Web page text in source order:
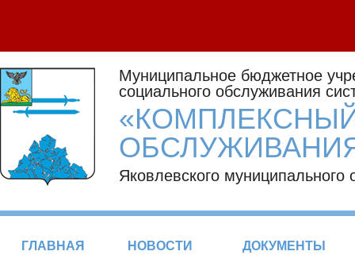
Муниципальное бюджетное
социального обслуживания
Яковлевского муниципального
ГЛАВНАЯ НОВОСТИ ДОКУМЕНТЫ